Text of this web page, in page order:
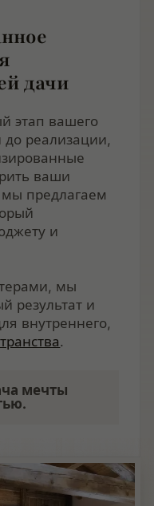
дачи
этап вашего
реализации,
ваши
предлагаем
и
мы
результат и
внутреннего,
.
мечты